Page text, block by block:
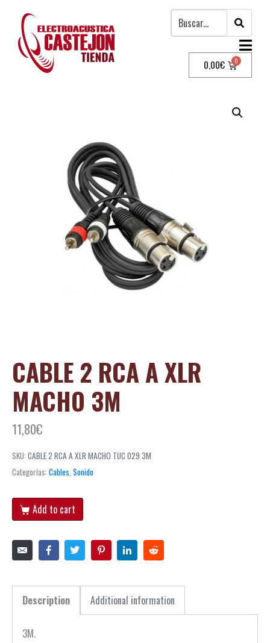
0,00€
CABLE 2 RCA A XLR
MACHO 3M
11,80€
SKU: CABLE 2 RCA A XLR MACHO TUC 029 3M
Categorías: Cables Sonido
Add to cart
Description Additional information
3M.